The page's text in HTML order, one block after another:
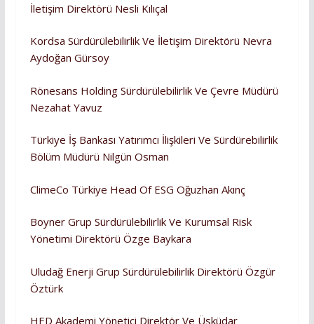
İletişim Direktörü Nesli Kılıçal
Kordsa Sürdürülebilirlik Ve İletişim Direktörü Nevra
Aydoğan Gürsoy
Rönesans Holding Sürdürülebilirlik Ve Çevre Müdürü
Nezahat Yavuz
Türkiye İş Bankası Yatırımcı İlişkileri Ve Sürdürebilirlik
Bölüm Müdürü Nilgün Osman
ClimeCo Türkiye Head Of ESG Oğuzhan Akınç
Boyner Grup Sürdürülebilirlik Ve Kurumsal Risk
Yönetimi Direktörü Özge Baykara
Uludağ Enerji Grup Sürdürülebilirlik Direktörü Özgür
Öztürk
HED Akademi Yönetici Direktör Ve Üsküdar